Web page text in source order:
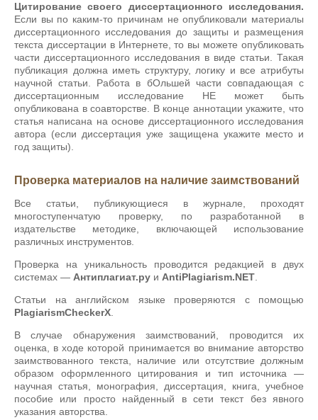
Цитирование своего диссертационного исследования.
Если вы по каким-то причинам не опубликовали материалы
диссертационного исследования до защиты и размещения
текста диссертации в Интернете, то вы можете опубликовать
части диссертационного исследования в виде статьи. Такая
публикация должна иметь структуру, логику и все атрибуты
научной статьи. Работа в бОльшей части совпадающая с
диссертационным исследование НЕ может быть
опубликована в соавторстве. В конце аннотации укажите, что
статья написана на основе диссертационного исследования
автора (если диссертация уже защищена укажите место и
год защиты).
Проверка материалов на наличие заимствований
Все статьи, публикующиеся в журнале, проходят
многоступенчатую проверку, по разработанной в
издательстве методике, включающей использование
различных инструментов.
Проверка на уникальность проводится редакцией в двух
системах — Антиплагиат.ру и AntiPlagiarism.NET.
Статьи на английском языке проверяются с помощью
PlagiarismCheckerX.
В случае обнаружения заимствований, проводится их
оценка, в ходе которой принимается во внимание авторство
заимствованного текста, наличие или отсутствие должным
образом оформленного цитирования и тип источника —
научная статья, монография, диссертация, книга, учебное
пособие или просто найденный в сети текст без явного
указания авторства.